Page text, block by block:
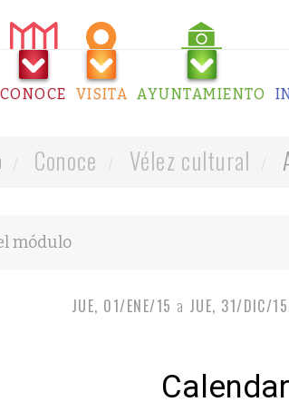
CONOCE VISITA AYUNTAMIENTO
Conoce Vélez cultural
JUE, 01/ENE/15 a JUE, 31/DIC/15